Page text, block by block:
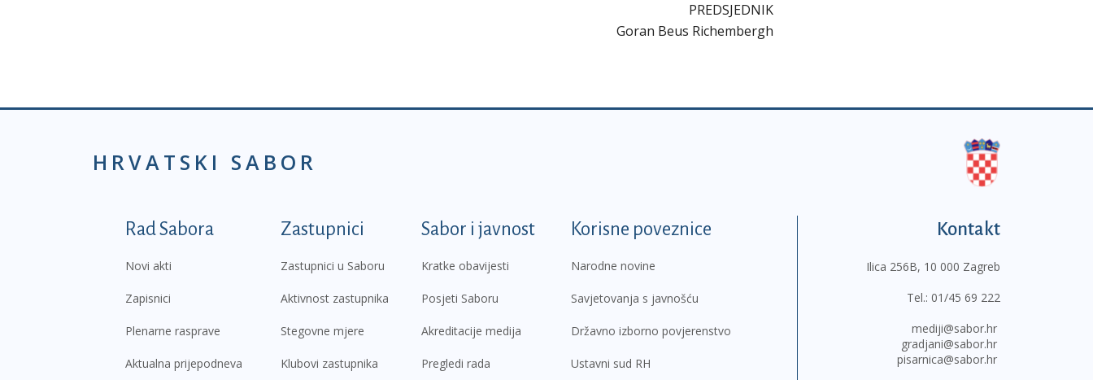
PREDSJEDNIK
Goran Beus Richembergh
HRVATSKI SABOR
Podnožje prvi izbornik
Rad Sabora
Novi akti
Zapisnici
Plenarne rasprave
Aktualna prijepodneva
Zastupnici
Zastupnici u Saboru
Aktivnost zastupnika
Stegovne mjere
Klubovi zastupnika
Sabor i javnost
Kratke obavijesti
Posjeti Saboru
Akreditacije medija
Pregledi rada
Korisne poveznice
Narodne novine
Savjetovanja s javnošću
Državno izborno povjerenstvo
Ustavni sud RH
Kontakt
Ilica 256B, 10 000 Zagreb
Tel.: 01/45 69 222
mediji@sabor.hr
gradjani@sabor.hr
pisarnica@sabor.hr